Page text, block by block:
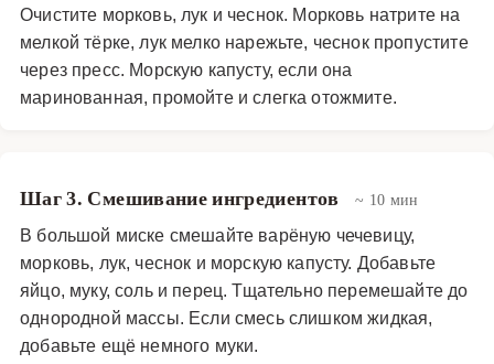
Очистите морковь, лук и чеснок. Морковь натрите на
мелкой тёрке, лук мелко нарежьте, чеснок пропустите
через пресс. Морскую капусту, если она
маринованная, промойте и слегка отожмите.
Шаг 3. Смешивание ингредиентов ~ 10 мин
В большой миске смешайте варёную чечевицу,
морковь, лук, чеснок и морскую капусту. Добавьте
яйцо, муку, соль и перец. Тщательно перемешайте до
однородной массы. Если смесь слишком жидкая,
добавьте ещё немного муки.